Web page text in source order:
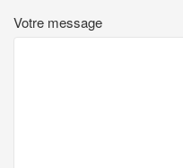
Votre message